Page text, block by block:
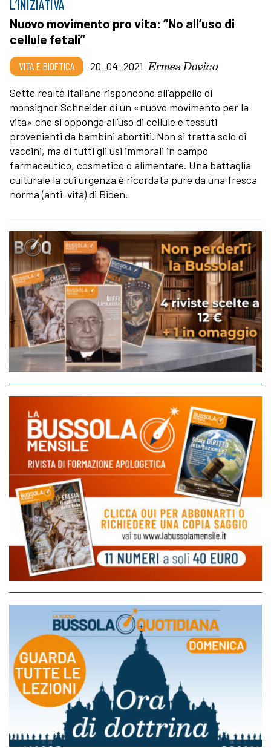
L’INIZIATIVA
Nuovo movimento pro vita: “No all’uso di
cellule fetali”
VITA E BIOETICA 20_04_2021 Ermes Dovico
Sette realtà italiane rispondono all’appello di
monsignor Schneider di un «nuovo movimento per la
vita» che si opponga all’uso di cellule e tessuti
provenienti da bambini abortiti. Non si tratta solo di
vaccini, ma di tutti gli usi immorali in campo
farmaceutico, cosmetico o alimentare. Una battaglia
culturale la cui urgenza è ricordata pure da una fresca
norma (anti-vita) di Biden.